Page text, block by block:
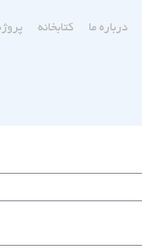
درباره ما کتابخانه